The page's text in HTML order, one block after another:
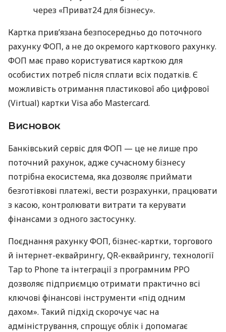
через «Приват24 для бізнесу».
Картка прив’язана безпосередньо до поточного
рахунку ФОП, а не до окремого карткового рахунку.
ФОП має право користуватися карткою для
особистих потреб після сплати всіх податків. Є
можливість отримання пластикової або цифрової
(Virtual) картки Visa або Mastercard.
Висновок
Банківський сервіс для ФОП — це не лише про
поточний рахунок, адже сучасному бізнесу
потрібна екосистема, яка дозволяє приймати
безготівкові платежі, вести розрахунки, працювати
з касою, контролювати витрати та керувати
фінансами з одного застосунку.
Поєднання рахунку ФОП, бізнес-картки, торгового
й інтернет-еквайрингу, QR-еквайрингу, технології
Tap to Phone та інтеграції з програмним РРО
дозволяє підприємцю отримати практично всі
ключові фінансові інструменти «під одним
дахом». Такий підхід скорочує час на
адміністрування, спрощує облік і допомагає